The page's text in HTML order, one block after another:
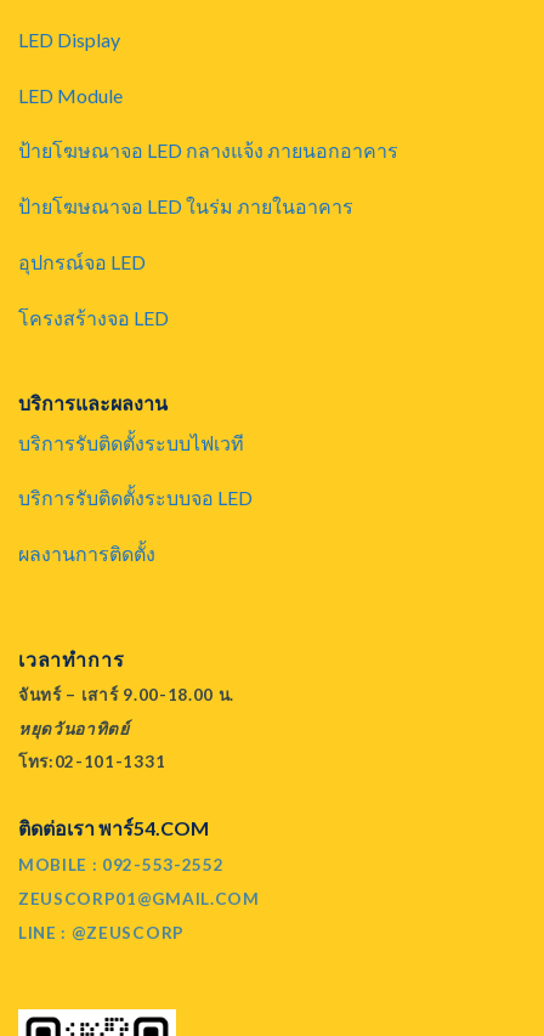
LED Display
LED Module
ป้ายโฆษณาจอ LED กลางแจ้ง ภายนอกอาคาร
ป้ายโฆษณาจอ LED ในร่ม ภายในอาคาร
อุปกรณ์จอ LED
โครงสร้างจอ LED
บริการและผลงาน
บริการรับติดตั้งระบบไฟเวที
บริการรับติดตั้งระบบจอ LED
ผลงานการติดตั้ง
เวลาทำการ
จันทร์ – เสาร์ 9.00-18.00 น.
หยุดวันอาทิตย์
โทร:02-101-1331
ติดต่อเรา พาร์54.COM
MOBILE : 092-553-2552
ZEUSCORP01@GMAIL.COM
LINE : @ZEUSCORP